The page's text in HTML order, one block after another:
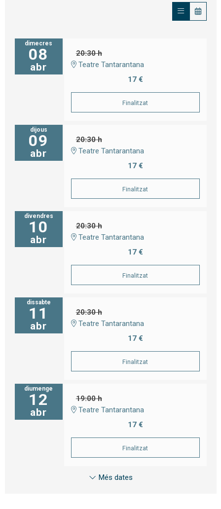
dimecres
08
abr
20:30 h
Teatre Tantarantana
17 €
Finalitzat
dijous
09
abr
20:30 h
Teatre Tantarantana
17 €
Finalitzat
divendres
10
abr
20:30 h
Teatre Tantarantana
17 €
Finalitzat
dissabte
11
abr
20:30 h
Teatre Tantarantana
17 €
Finalitzat
diumenge
12
abr
19:00 h
Teatre Tantarantana
17 €
Finalitzat
Més dates